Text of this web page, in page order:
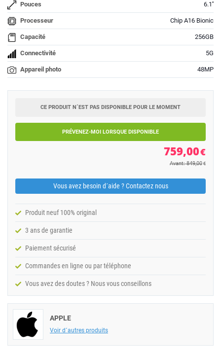
Pouces 6.1''
Processeur Chip A16 Bionic
Capacité 256GB
Connectivité 5G
Appareil photo 48MP
CE PRODUIT N´EST PAS DISPONIBLE POUR LE MOMENT
PRÉVENEZ-MOI LORSQUE DISPONIBLE
759,00€
Avant: 849,00 €
Vous avez besoin d´aide ? Contactez nous
Produit neuf 100% original
3 ans de garantie
Paiement sécurisé
Commandes en ligne ou par téléphone
Vous avez des doutes ? Nous vous conseillons
APPLE
Voir d´autres produits